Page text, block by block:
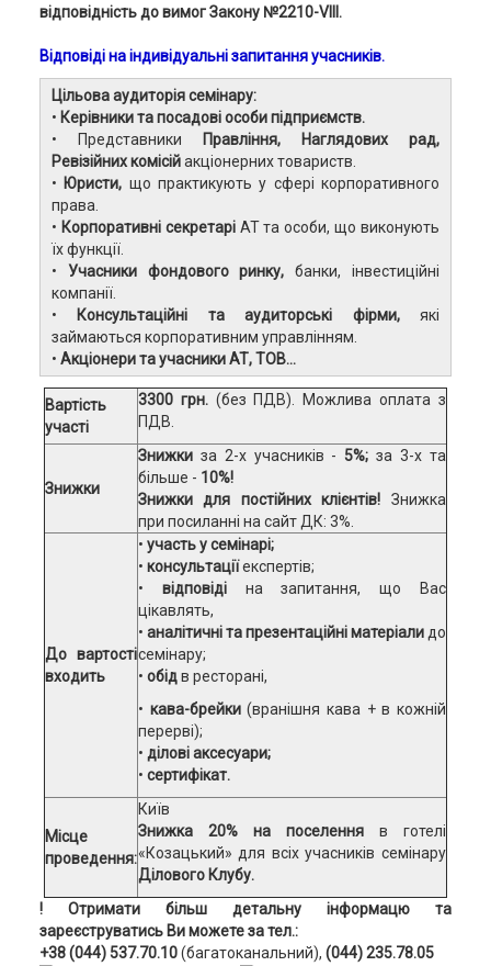
відповідність до вимог Закону №2210-VIII.
Відповіді на індивідуальні запитання учасників.
Цільова аудиторія семінару:
• Керівники та посадові особи підприємств.
•
Представники Правління,
Наглядових рад,
Ревізійних комісійакціонерних товариств.
• Юристи, що практикують у сфері корпоративного
права.
• Корпоративні секретаріАТ та особи, що виконують
їх функції.
• Учасники фондового ринку,банки, інвестиційні
компанії.
•
Консультаційні та аудиторські фірми,які
займаються корпоративним управлінням.
• Акціонери та учасники АТ, ТОВ...
Вартість
участі
3300 грн. (без ПДВ). Можлива оплата з
ПДВ.
Знижки
Знижкиза 2-х учасників - 5%; за 3-х та
більше - 10%!
Знижки для постійних клієнтів! Знижка
при посиланні на сайт ДК: 3%.
До вартості
входить
• участь у семінарі;
• консультаціїекспертів;
• відповіді на запитання, що Вас
цікавлять,
• аналітичні та презентаційні матеріалидо
семінару;
• обідв ресторані,
• кава-брейки(вранішня кава + в кожній
перерві);
• ділові аксесуари;
• сертифікат.
Місце
проведення:
Київ
Знижка 20% на поселення в
готелі
«Козацький» для всіх учасників семінару
Ділового Клубу.
! Отримати більш детальну інформацю та
зареєструватись Ви можете за тел.:
+38 (044) 537.70.10(багатоканальний), (044) 235.78.05